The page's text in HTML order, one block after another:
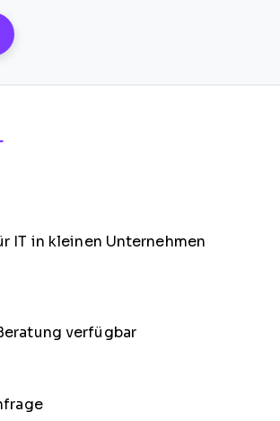
IT in kleinen Unternehmen
verfügbar